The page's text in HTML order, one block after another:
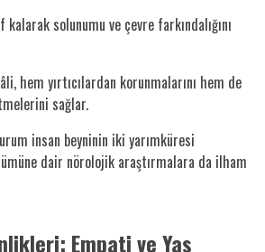
kalarak solunumu ve çevre farkındalığını
hem yırtıcılardan korunmalarını hem de
sağlar.
insan beyninin iki yarımküresi
dair nörolojik araştırmalara da ilham
Empati ve Yas